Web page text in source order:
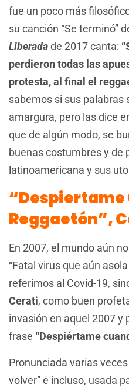
fue un poco más
su canción “Se terminó”
Liberadade 2017 canta:
perdieron todas las
protesta, al final el
sabemos si sus palabras
amargura, pero las dice
que de algún modo, se
buenas costumbres y de
latinoamericana y sus
“Despiertame
Reggaetón”,
En 2007, el mundo aún
“Fatal virus que aún
referimos al Covid-19,
Cerati, como buen
invasión en aquel 2007 y
frase “Despiértame
Pronunciada varias
volver” e incluso, usada